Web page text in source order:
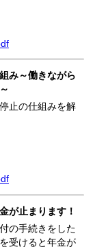
み～働きながら
止の仕組みを解
が止まります！
の手続きをした
受けると年金が